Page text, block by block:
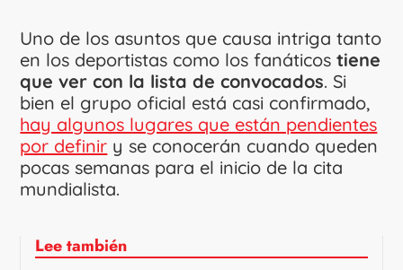
Uno de los asuntos que causa intriga tanto
en los deportistas como los fanáticostiene
que ver con la lista de convocados. Si
bien el grupo oficial está casi confirmado,
hay algunos lugares que están pendientes
por definir y se conocerán cuando queden
pocas semanas para el inicio de la cita
mundialista.
Lee también